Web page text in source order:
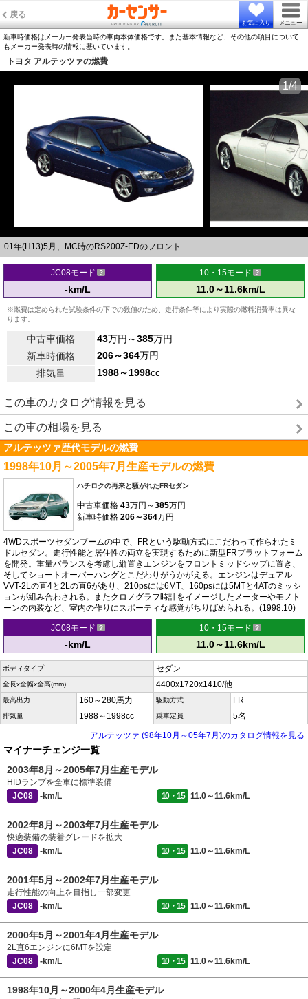
戻る
お気に入り メニュー
新車時価格はメーカー発表当時の車両本体価格です。また基本情報など、その他の項目について
もメーカー発表時の情報に基いています。
トヨタ アルテッツァの燃費
01年(H13)5月、MC時のRS200Z-EDのフロント
1/4
JC08モード
-km/L
10・15モード
11.0～11.6km/L
※燃費は定められた試験条件の下での数値のため、走行条件等により実際の燃料消費率は異な
ります。
中古車価格 43万円～385万円
新車時価格
206～364万円
排気量
1988～1998cc
この車のカタログ情報を見る
この車の相場を見る
アルテッツァ歴代モデルの燃費
1998年10月～2005年7月生産モデルの燃費
ハチロクの再来と騒がれたFRセダン
中古車価格 43万円～385万円
新車時価格 206～364万円
4WDスポーツセダンブームの中で、FRという駆動方式にこだわって作られたミ
ドルセダン。走行性能と居住性の両立を実現するために新型FRプラットフォーム
を開発。重量バランスを考慮し縦置きエンジンをフロントミッドシップに置き、
そしてショートオーバーハングとこだわりがうかがえる。エンジンはデュアル
VVT-2Lの直4と2Lの直6があり、210psには6MT、160psには5MTと4ATのミッシ
ョンが組み合わされる。またクロノグラフ時計をイメージしたメーターやモノト
ーンの内装など、室内の作りにスポーティな感覚がちりばめられる。(1998.10)
JC08モード
-km/L
10・15モード
11.0～11.6km/L
ボディタイプ セダン
全長x全幅x全高(mm) 4400x1720x1410/他
最高出力 160～280馬力 駆動方式 FR
排気量 1988～1998cc 乗車定員
5名
アルテッツァ (98年10月～05年7月)のカタログ情報を見る
マイナーチェンジ一覧
2003年8月～2005年7月生産モデル
HIDランプを全車に標準装備
JC08
-km/L 10・15 11.0～11.6km/L
2002年8月～2003年7月生産モデル
快適装備の装着グレードを拡大
JC08
-km/L 10・15 11.0～11.6km/L
2001年5月～2002年7月生産モデル
走行性能の向上を目指し一部変更
JC08
-km/L 10・15 11.0～11.6km/L
2000年5月～2001年4月生産モデル
2L直6エンジンに6MTを設定
JC08
-km/L 10・15 11.0～11.6km/L
1998年10月～2000年4月生産モデル